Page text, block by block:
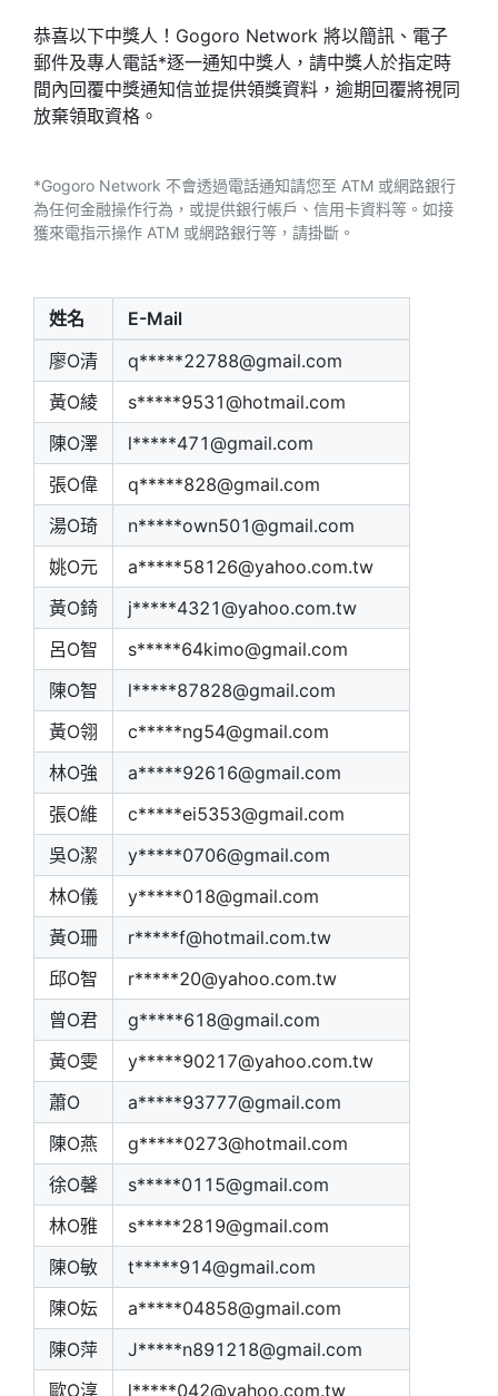
恭喜以下中獎人！Gogoro Network 將以簡訊、電子
郵件及專人電話*逐一通知中獎人，請中獎人於指定時
間內回覆中獎通知信並提供領獎資料，逾期回覆將視同
放棄領取資格。
*Gogoro Network 不會透過電話通知請您至 ATM 或網路銀行
為任何金融操作行為，或提供銀行帳戶、信用卡資料等。如接
獲來電指示操作 ATM 或網路銀行等，請掛斷。
姓名
E-Mail
廖O清
q*****22788@gmail.com
黃O綾
s*****9531@hotmail.com
陳O澤
l*****471@gmail.com
張O偉
q*****828@gmail.com
湯O琦
n*****own501@gmail.com
姚O元
a*****58126@yahoo.com.tw
黃O錡
j*****4321@yahoo.com.tw
呂O智
s*****64kimo@gmail.com
陳O智
l*****87828@gmail.com
黃O翎
c*****ng54@gmail.com
林O強
a*****92616@gmail.com
張O維
c*****ei5353@gmail.com
吳O潔
y*****0706@gmail.com
林O儀
y*****018@gmail.com
黃O珊
r*****f@hotmail.com.tw
邱O智
r*****20@yahoo.com.tw
曾O君
g*****618@gmail.com
黃O雯
y*****90217@yahoo.com.tw
蕭O
a*****93777@gmail.com
陳O燕
g*****0273@hotmail.com
徐O馨
s*****0115@gmail.com
林O雅
s*****2819@gmail.com
陳O敏
t*****914@gmail.com
陳O妘
a*****04858@gmail.com
陳O萍
J*****n891218@gmail.com
歐O淳
l*****042@yahoo.com.tw